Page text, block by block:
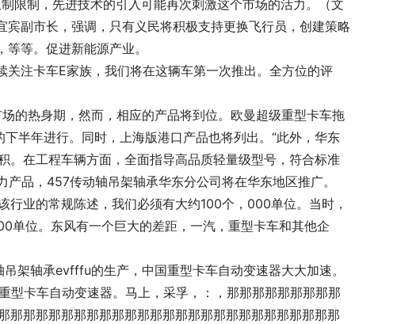
限制，先进技术的引入可能再次刺激这个市场的活力。（文
副市长，强调，只有义民将积极支持更换飞行员，创建策略
等。促进新能源产业。
注卡车E家族，我们将在这辆车第一次推出。全方位的评
的热身期，然而，相应的产品将到位。欧曼超级重型卡车拖
半年进行。同时，上海版港口产品也将列出。“此外，华东
。在工程车辆方面，全面指导高品质轻量级型号，符合标准
品，457传动轴吊架轴承华东分公司将在华东地区推广。
业的常规陈述，我们必须有大约100个，000单位。当时，
位。东风有一个巨大的差距，一汽，重型卡车和其他企
架轴承evfffu的生产，中国重型卡车自动变速器大大加速。
卡车自动变速器。马上，采孚，：，那那那那那那那那那
那那那那那那那那那那那那那那那那那那那那那那那那那